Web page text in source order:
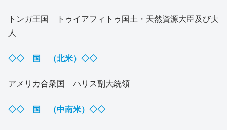
トンガ王国 トゥイアフィトゥ国土・天然資源大臣及び夫
人
◇◇ 国 （北米）◇◇
アメリカ合衆国 ハリス副大統領
◇◇ 国 （中南米）◇◇